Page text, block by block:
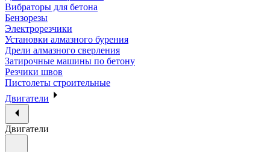
Вибраторы для бетона
Бензорезы
Электрорезчики
Установки алмазного бурения
Дрели алмазного сверления
Затирочные машины по бетону
Резчики швов
Пистолеты строительные
Двигатели
Двигатели